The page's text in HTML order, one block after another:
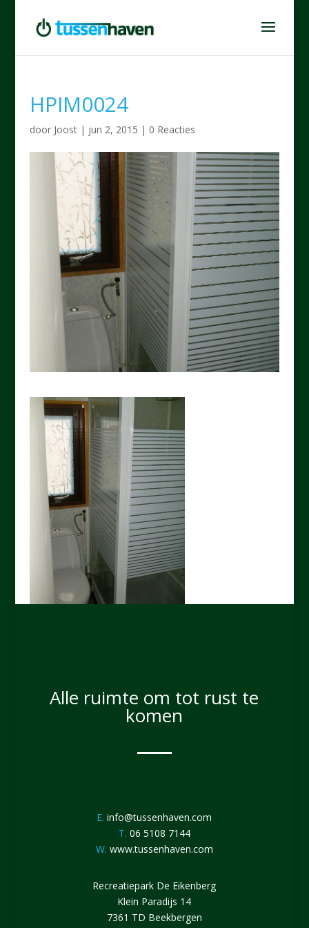
HPIM0024
door Joost| jun 2, 2015 | 0 Reacties
Alle ruimte om tot rust te
komen
E.info@tussenhaven.com
T. 06 5108 7144
W. www.tussenhaven.com
Recreatiepark De Eikenberg
Klein Paradijs 14
7361 TD Beekbergen